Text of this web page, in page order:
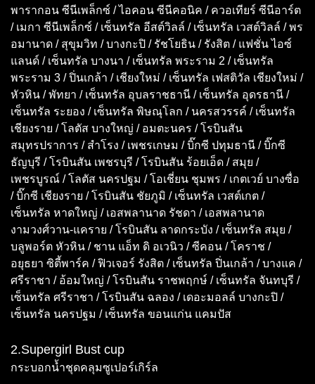
พารากอน ซีนีเพล็กซ์ / ไอคอน ซีนีคอนิค / ควอเทียร์ ซีนีอาร์ต
/ เมกา ซีนีเพล็กซ์ / เซ็นทรัล อีสต์วิลล์ / เซ็นทรัล เวสต์วิลล์ / พร
อมานาด / สุขุมวิท / บางกะปิ / รัชโยธิน / รังสิต / แฟชั่น ไอซ์
แลนด์ / เซ็นทรัล บางนา / เซ็นทรัล พระราม 2 / เซ็นทรัล
พระราม 3 / ปิ่นเกล้า / เชียงใหม่ / เซ็นทรัล เฟสติวัล เชียงใหม่ /
หัวหิน / พัทยา / เซ็นทรัล อุบลราชธานี / เซ็นทรัล อุดรธานี /
เซ็นทรัล ระยอง / เซ็นทรัล พิษณุโลก / นครสวรรค์ / เซ็นทรัล
เชียงราย / โลตัส บางใหญ่ / อมตะนคร / โรบินสัน
สมุทรปราการ / สำโรง / เพชรเกษม / บิ๊กซี ปทุมธานี / บิ๊กซี
ธัญบุรี / โรบินสัน เพชรบุรี / โรบินสัน ร้อยเอ็ด / สมุย /
เพชรบูรณ์ / โลตัส นครปฐม / โอเชี่ยน ชุมพร / เกตเวย์ บางซื่อ
/ บิ๊กซี เชียงราย / โรบินสัน ชัยภูมิ / เซ็นทรัล เวสต์เกต /
เซ็นทรัล หาดใหญ่ / เอสพลานาด รัชดา / เอสพลานาด
งามวงศ์วาน-แคราย / โรบินสัน ลาดกระบัง / เซ็นทรัล สมุย /
บลูพอร์ต หัวหิน / ชาน แอ็ท ดิ อเวนิว / ซีคอน / โคราช /
อยุธยา ซิตี้พาร์ค / ฟิวเจอร์ รังสิต / เซ็นทรัล ปิ่นเกล้า / บางแค /
ศรีราชา / อ้อมใหญ่ / โรบินสัน ราชพฤกษ์ / เซ็นทรัล จันทบุรี /
เซ็นทรัล ศรีราชา / โรบินสัน ฉลอง / เดอะมอลล์ บางกะปิ /
เซ็นทรัล นครปฐม / เซ็นทรัล ขอนแก่น แคมปัส
2.Supergirl Bust cup
กระบอกน้ำชุดคลุมซูเปอร์เกิร์ล